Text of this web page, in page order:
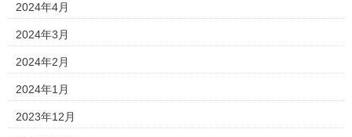
2024年4月
2024年3月
2024年2月
2024年1月
2023年12月